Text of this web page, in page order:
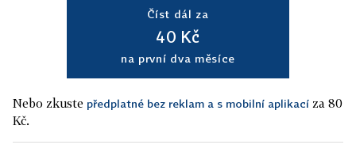
Číst dál za
40 Kč
na první dva měsíce
Nebo zkuste předplatné bez reklam a s mobilní aplikací za 80
Kč.